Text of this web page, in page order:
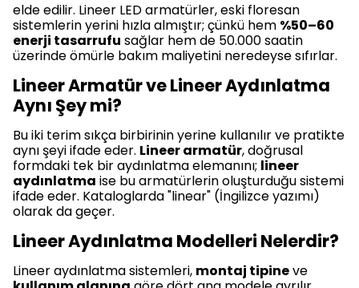
elde edilir. Lineer LED armatürler, eski floresan
sistemlerin yerini hızla almıştır; çünkü hem %50–60
enerji tasarrufu sağlar hem de 50.000 saatin
üzerinde ömürle bakım maliyetini neredeyse sıfırlar.
Lineer Armatür ve Lineer Aydınlatma
Aynı Şey mi?
Bu iki terim sıkça birbirinin yerine kullanılır ve pratikte
aynı şeyi ifade eder. Lineer armatür, doğrusal
formdaki tek bir aydınlatma elemanını; lineer
aydınlatma ise bu armatürlerin oluşturduğu sistemi
ifade eder. Kataloglarda "linear" (İngilizce yazımı)
olarak da geçer.
Lineer Aydınlatma Modelleri Nelerdir?
Lineer aydınlatma sistemleri, montaj tipineve